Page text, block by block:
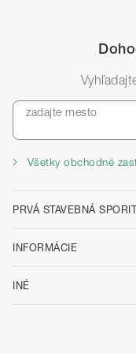
zadajte mesto
Všetky obchodné
PRVÁ STAVEBNÁ
INFORMÁCIE
INÉ